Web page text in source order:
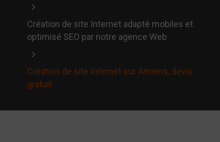
5
Création de site Internet adapté mobiles et
optimisé SEO par notre agence Web
5
Création de site Internet sur Amiens, devis
gratuit